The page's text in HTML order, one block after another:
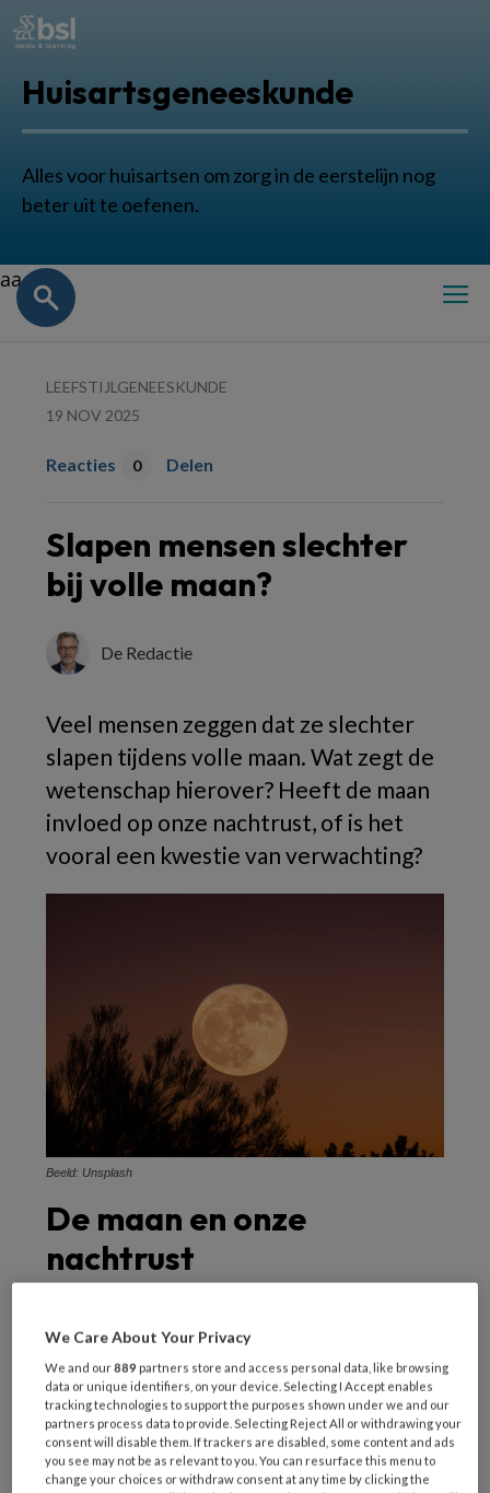
Huisartsgeneeskunde
Alles voor huisartsen om zorg in de eerstelijn nog
beter uit te oefenen.
aa
LEEFSTIJLGENEESKUNDE
19 NOV 2025
Reacties 0 Delen
Slapen mensen slechter
bij volle maan?
De Redactie
Veel mensen zeggen dat ze slechter
slapen tijdens volle maan. Wat zegt de
wetenschap hierover? Heeft de maan
invloed op onze nachtrust, of is het
vooral een kwestie van verwachting?
Beeld: Unsplash
De maan en onze
nachtrust
beïnvloedt, bestaat al eeuwen. Veel mensen
merken dat ze onrustiger slapen, moeilijker
inslapen of vaker wakker worden wanneer de
maan vol aan de hemel staat. De verklaring
wordt vaak gezocht in de aantrekkingskracht
We Care About Your Privacy
We and our889 partners store and access personal data, like browsing
data or unique identifiers, on your device. Selecting I Accept enables
tracking technologies to support the purposes shown under we and our
partners process data to provide. Selecting Reject All or withdrawing your
consent will disable them. If trackers are disabled, some content and ads
you see may not be as relevant to you. You can resurface this menu to
change your choices or withdraw consent at any time by clicking the